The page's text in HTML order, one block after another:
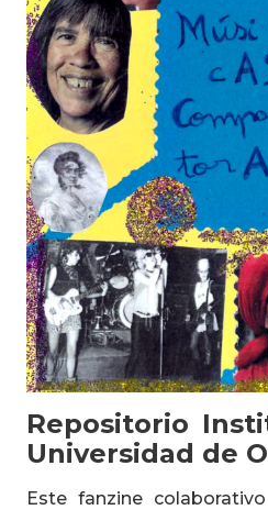
Repositorio
Universidad de
Este fanzine